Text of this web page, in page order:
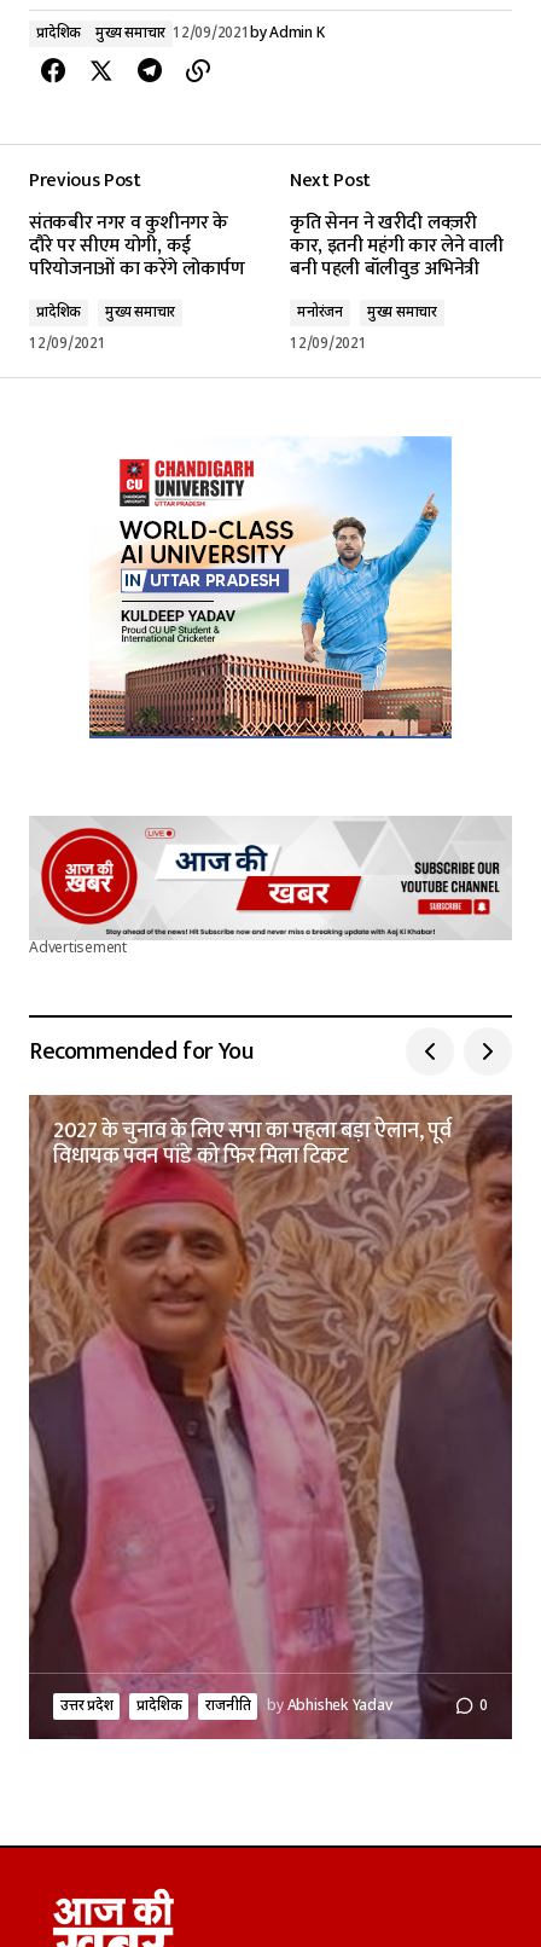
प्रादेशिक मुख्य समाचार 12/09/2021byAdmin K
Previous Post
संतकबीर नगर व कुशीनगर के
दौरे पर सीएम योगी, कई
परियोजनाओं का करेंगे लोकार्पण
प्रादेशिक
मुख्य समाचार
12/09/2021
Next Post
कृति सेनन ने खरीदी लक्ज़री
कार, इतनी महंगी कार लेने वाली
बनी पहली बॉलीवुड अभिनेत्री
मनोरंजन
मुख्य समाचार
12/09/2021
Advertisement
Recommended for You
2027 के चुनाव के लिए सपा का पहला बड़ा ऐलान, पूर्व
विधायक पवन पांडे को फिर मिला टिकट
उत्तर प्रदेश प्रादेशिक राजनीति byAbhishek Yadav 0